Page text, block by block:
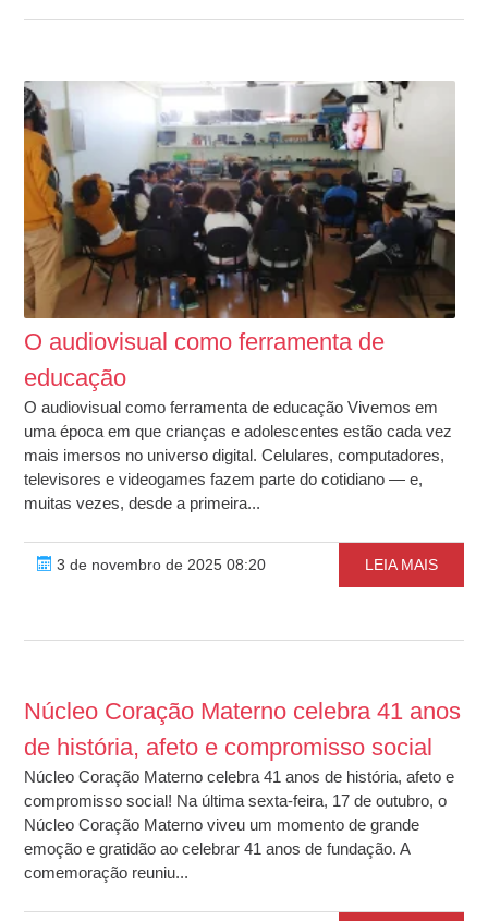
O audiovisual como ferramenta de
educação
O audiovisual como ferramenta de educação Vivemos em
uma época em que crianças e adolescentes estão cada vez
mais imersos no universo digital. Celulares, computadores,
televisores e videogames fazem parte do cotidiano — e,
muitas vezes, desde a primeira...
3 de novembro de 2025 08:20 LEIA MAIS
Núcleo Coração Materno celebra 41 anos
de história, afeto e compromisso social
Núcleo Coração Materno celebra 41 anos de história, afeto e
compromisso social! Na última sexta-feira, 17 de outubro, o
Núcleo Coração Materno viveu um momento de grande
emoção e gratidão ao celebrar 41 anos de fundação. A
comemoração reuniu...